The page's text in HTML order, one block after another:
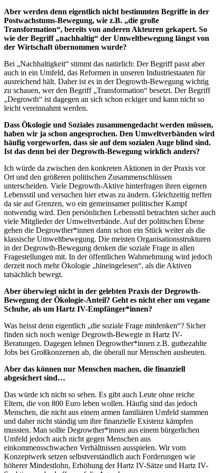
Aber werden denn eigentlich nicht bestimmten Begriffe in der
Postwachstums-Bewegung, wie z.B. „die große
Transformation“, bereits von anderen Akteuren gekapert. So
wie der Begriff „nachhaltig“ der Umweltbewegung längst von
der Wirtschaft übernommen wurde?
Bei „Nachhaltigkeit“ stimmt das natürlich: Der Begriff passt aber
auch in ein Umfeld, das Reformen in unseren Industriestaaten für
ausreichend hält. Daher ist es in der Degrowth-Bewegung wichtig
zu schauen, wer den Begriff „Transformation“ besetzt. Der Begriff
„Degrowth“ ist dagegen an sich schon eckiger und kann nicht so
leicht vereinnahmt werden.
Dass Ökologie und Soziales zusammengedacht werden müssen,
haben wir ja schon angesprochen. Den Umweltverbänden wird
häufig vorgeworfen, dass sie auf dem sozialen Auge blind sind.
Ist das denn bei der Degrowth-Bewegung wirklich anders?
Ich würde da zwischen den konkreten Aktionen in der Praxis vor
Ort und den größeren politischen Zusammenschlüssen
unterscheiden. Viele Degrowth-Aktive hinterfragen ihren eigenen
Lebensstil und versuchen hier etwas zu ändern. Gleichzeitig treffen
da sie auf Grenzen, wo ein gemeinsamer politischer Kampf
notwendig wird. Den persönlichen Lebensstil betrachten sicher auch
viele Mitglieder der Umweltverbände. Auf der politischen Ebene
gehen die Degrowther*innen dann schon ein Stück weiter als die
klassische Umweltbewegung. Die meisten Organisationsstrukturen
in der Degrowth-Bewegung denken die soziale Frage in allen
Fragestellungen mit. In der öffentlichen Wahrnehmung wird jedoch
derzeit noch mehr Ökologie „hineingelesen“, als die Aktiven
tatsächlich bewegt.
Aber überwiegt nicht in der gelebten Praxis der Degrowth-
Bewegung der Ökologie-Anteil? Geht es nicht eher um vegane
Schuhe, als um Hartz IV-Empfänger*innen?
Was heisst denn eigentlich „die soziale Frage mitdenken“? Sicher
finden sich noch wenige Degrowth-Bewegte in Hartz IV-
Beratungen. Dagegen lehnen Degrowther*innen z.B. gutbezahlte
Jobs bei Großkonzernen ab, die überall nur Menschen ausbeuten.
Aber das können nur Menschen machen, die finanziell
abgesichert sind…
Das würde ich nicht so sehen. Es gibt auch Leute ohne reiche
Eltern, die von 800 Euro leben wollen. Häufig sind das jedoch
Menschen, die nicht aus einem armen familiären Umfeld stammen
und daher nicht ständig um ihre finanzielle Existenz kämpfen
mussten. Man sollte Degrowther*innen aus einem bürgerlichen
Umfeld jedoch auch nicht gegen Menschen aus
einkommensschwachen Verhältnissen ausspielen. Wir vom
Konzeptwerk setzen selbstverständlich auch Forderungen wie
höherer Mindestlohn, Erhöhung der Hartz IV-Sätze und Hartz IV-